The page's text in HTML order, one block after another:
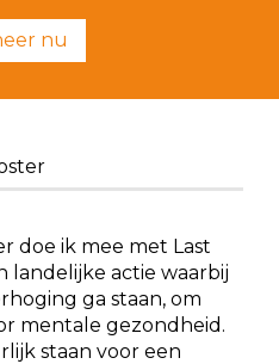
nu
doe ik mee met Last
landelijke actie waarbij
ga staan, om
mentale gezondheid.
staan voor een